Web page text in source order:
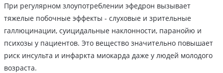
При регулярном злоупотреблении эфедрон вызывает
тяжелые побочные эффекты - слуховые и зрительные
галлюцинации, суицидальные наклонности, паранойю и
психозы у пациентов. Это вещество значительно повышает
риск инсульта и инфаркта миокарда даже у людей молодого
возраста.